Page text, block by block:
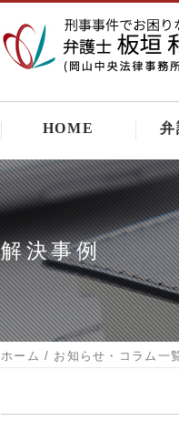
HOME 弁
解決事例
ホーム お知らせ・コラム一